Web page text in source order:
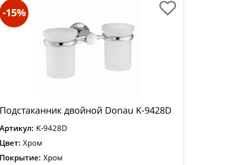
-15%
Подстаканник двойной Donau K-9428D
Артикул: K-9428D
Цвет: Хром
Покрытие: Хром